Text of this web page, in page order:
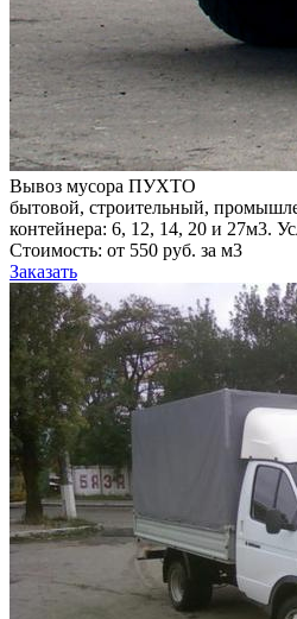
Вывоз мусора ПУХТО
бытовой, строительный,
контейнера: 6, 12, 14, 20 и 27м3.
Стоимость: от 550 руб. за м3
Заказать